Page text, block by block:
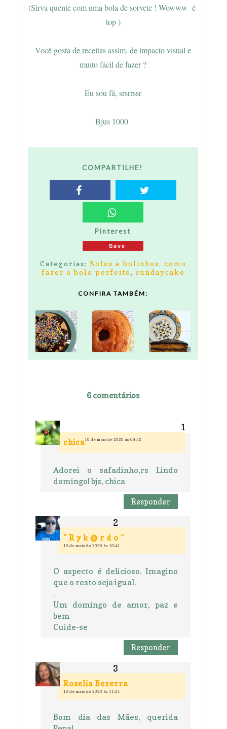
(Sirva quente com uma bola de sorvete ! Wowww é
top )
Você gosta de receitas assim, de impacto visual e
muito fácil de fazer ?
Eu sou fã, srsrrssr
Bjus 1000
COMPARTILHE!
Pinterest
Save
Categorias: Bolos e bolinhos, como
fazer o bolo perfeito , sundaycake
CONFIRA TAMBÉM:
6 comentários
chica10 de maio de 2020 às 09:52
Adorei o safadinho,rs Lindo
domingo! bjs, chica
Responder
" R y k @ r d o "
10 de maio de 2020 às 10:41
O aspecto é delicioso. Imagino
que o resto seja igual.
.
Um domingo de amor, paz e
bem
Cuide-se
Responder
Roselia Bezerra
10 de maio de 2020 às 11:21
Bom dia das Mães, querida